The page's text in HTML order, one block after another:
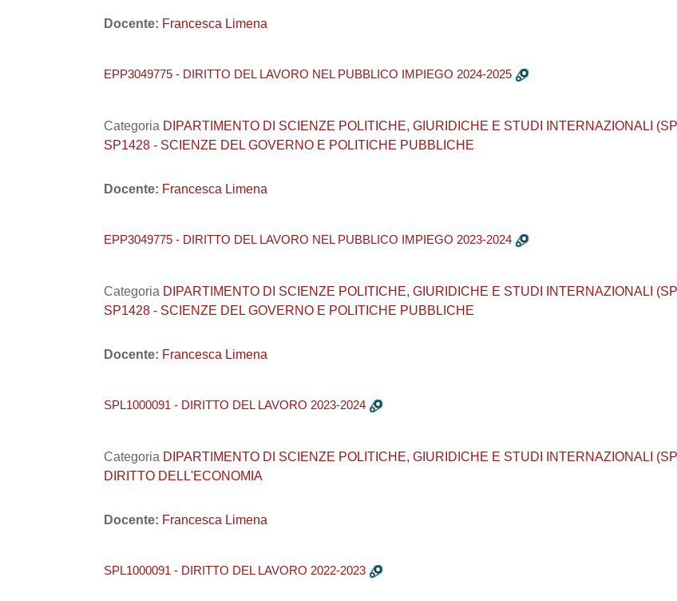
Docente: Francesca Limena
EPP3049775 - DIRITTO DEL LAVORO NEL PUBBLICO IMPIEGO 2024-2025
Categoria DIPARTIMENTO DI SCIENZE POLITICHE, GIURIDICHE E STUDI INTERNAZIONALI
SP1428 - SCIENZE DEL GOVERNO E POLITICHE PUBBLICHE
Docente: Francesca Limena
EPP3049775 - DIRITTO DEL LAVORO NEL PUBBLICO IMPIEGO 2023-2024
Categoria DIPARTIMENTO DI SCIENZE POLITICHE, GIURIDICHE E STUDI INTERNAZIONALI
SP1428 - SCIENZE DEL GOVERNO E POLITICHE PUBBLICHE
Docente: Francesca Limena
SPL1000091 - DIRITTO DEL LAVORO 2023-2024
Categoria DIPARTIMENTO DI SCIENZE POLITICHE, GIURIDICHE E STUDI INTERNAZIONALI
DIRITTO DELL'ECONOMIA
Docente: Francesca Limena
SPL1000091 - DIRITTO DEL LAVORO 2022-2023